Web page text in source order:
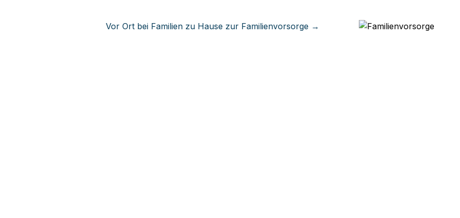
Vor Ort bei Familien zu Hause zur Familienvorsorge →